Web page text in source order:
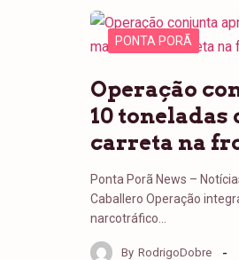
PONTA PORÃ
Operação
10 toneladas
carreta na
Ponta Porã News –
Caballero Operação
narcotráfico…
By RodrigoDobre